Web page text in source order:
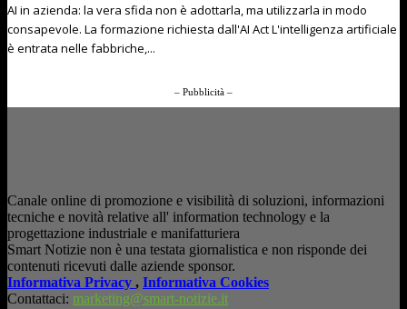
AI in azienda: la vera sfida non è adottarla, ma utilizzarla in modo
consapevole. La formazione richiesta dall'AI Act L'intelligenza artificiale
è entrata nelle fabbriche,...
– Pubblicità –
Canale online di promozione e visibilità di soluzioni, informazioni
tecniche e novità relative all' information technology e la
progettazione industriale e manifatturiera
Smart Notizie non è una testata giornalistica e non risponde dei
contenuti ricevuti dalle aziende sponsor.
Informativa Privacy , Informativa Cookies
Contattaci: marketing@smart-notizie.it